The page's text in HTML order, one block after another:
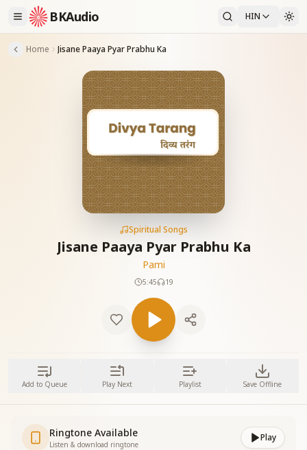
BKAudio HIN
Home Jisane Paaya Pyar Prabhu Ka
Spiritual Songs
Jisane Paaya Pyar Prabhu Ka
Pami
5:45 19
Add to Queue Play Next Playlist Save Offline
Ringtone Available
Listen & download ringtone
Play